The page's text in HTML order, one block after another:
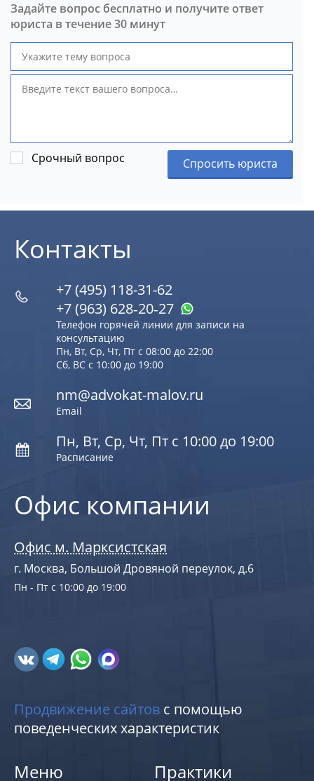
Задайте вопрос бесплатно и получите ответ
юриста в течение 30 минут
Срочный вопрос Спросить юриста
Офис компании
Офис м. Марксистская
г. Москва, Большой Дровяной переулок, д.6
Пн - Пт с 10:00 до 19:00
Контакты
+7 (495) 118-31-62
+7 (963) 628‑20‑27
Телефон горячей линии для записи на
консультацию
Пн, Вт, Ср, Чт, Пт с 08:00 до 22:00
Сб, ВС с 10:00 до 19:00
nm@advokat-malov.ru
Email
Пн, Вт, Ср, Чт, Пт с 10:00 до 19:00
Расписание
Продвижение сайтов с помощью
поведенческих характеристик
Меню Практики